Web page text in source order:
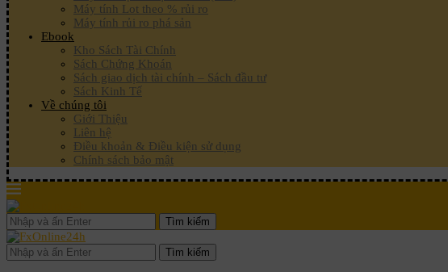
Máy tính Lot theo % rủi ro
Máy tính rủi ro phá sản
Ebook
Kho Sách Tài Chính
Sách Chứng Khoán
Sách giao dịch tài chính – Sách đầu tư
Sách Kinh Tế
Về chúng tôi
Giới Thiệu
Liên hệ
Điều khoản & Điều kiện sử dụng
Chính sách bảo mật
Tìm kiếm
Tìm kiếm